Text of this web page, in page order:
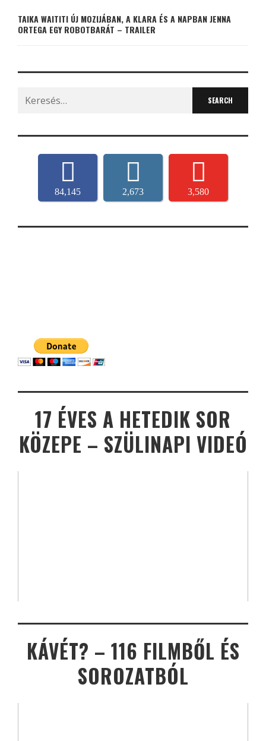
TAIKA WAITITI ÚJ MOZIJÁBAN, A KLARA ÉS A NAPBAN JENNA
ORTEGA EGY ROBOTBARÁT – TRAILER
Search
for:
84,145 2,673 3,580
17 ÉVES A HETEDIK SOR
KÖZEPE – SZÜLINAPI VIDEÓ
KÁVÉT? – 116 FILMBŐL ÉS
SOROZATBÓL